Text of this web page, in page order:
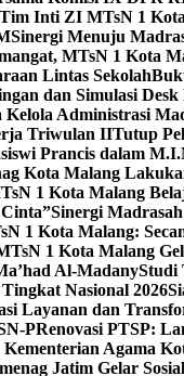
Inti ZI MTsN 1
Sinergi Menuju
MTsN 1 Kota
Lintas Sekolah
dan Simulasi
Administrasi
Triwulan IITutup
Prancis dalam
Kota Malang
1 Kota Malang
Sinergi
1 Kota Malang:
1 Kota Malang
Al-MadanyStudi
Nasional 2026
Layanan dan
PRenovasi PTSP:
Agama
Jatim Gelar